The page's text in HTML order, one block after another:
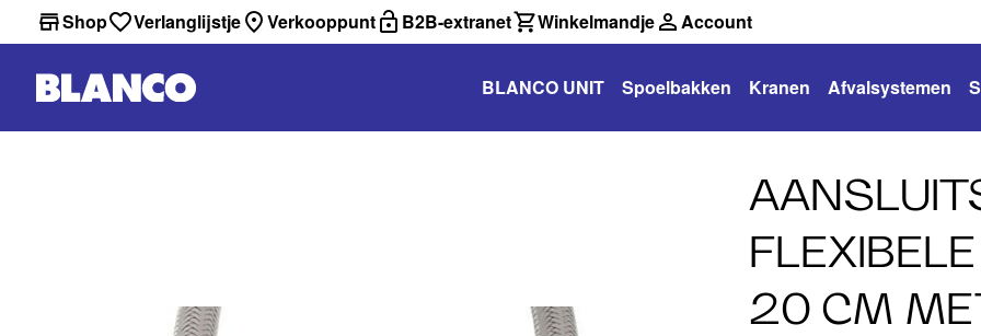
Shop Verlanglijstje Verkooppunt B2B-extranet Winkelmandje Account
BLANCO UNIT Spoelbakken Kranen Afvalsystemen
20 CM